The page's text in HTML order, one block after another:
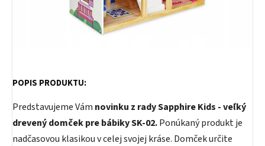
POPIS PRODUKTU:
Predstavujeme Vám novinku z rady Sapphire Kids - veľký
drevený domček pre bábiky SK-02.Ponúkaný produkt je
nadčasovou klasikou v celej svojej kráse. Domček určite